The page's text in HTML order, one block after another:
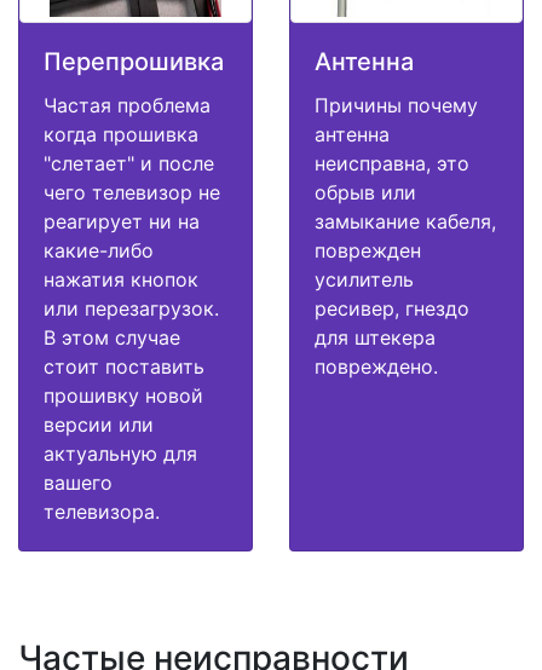
Перепрошивка
Частая проблема
когда прошивка
"слетает" и после
чего телевизор не
реагирует ни на
какие-либо
нажатия кнопок
или перезагрузок.
В этом случае
стоит поставить
прошивку новой
версии или
актуальную для
вашего
телевизора.
Антенна
Причины почему
антенна
неисправна, это
обрыв или
замыкание кабеля,
поврежден
усилитель
ресивер, гнездо
для штекера
повреждено.
Частые неисправности